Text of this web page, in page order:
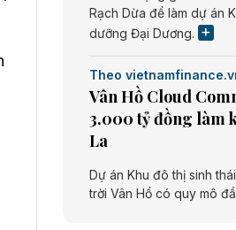
Rạch Dừa để làm dự án
dưỡng Đại Dương.
Theo
Vân Hồ Cloud
3.000 tỷ đồng làm
La
Dự án Khu đô thị sinh
trời Vân Hồ có quy mô